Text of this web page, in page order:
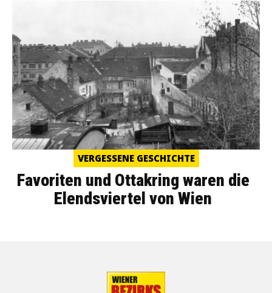
VERGESSENE GESCHICHTE
Favoriten und Ottakring waren die
Elendsviertel von Wien